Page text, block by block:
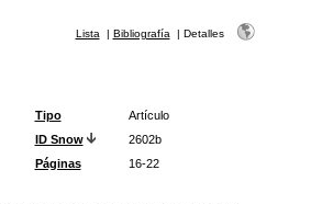
Lista | Bibliografía | Detalles
Tipo
Artículo
ID Snow
2602b
Páginas
16-22